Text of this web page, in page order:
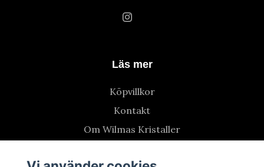
Läs mer
Köpvillkor
Kontakt
Om Wilmas Kristaller